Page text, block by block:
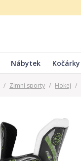
Nábytek Kočárky
/ Zimní sporty / Hokej /